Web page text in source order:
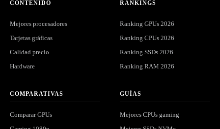
CONTENIDO
Mejores procesadores
Tarjetas gráficas
Calidad precio
Hardware
RANKINGS
Ranking GPUs 2026
Ranking CPUs 2026
Ranking SSDs 2026
Ranking RAM 2026
COMPARATIVAS
Comparar GPUs
GUÍAS
Mejores CPUs gaming